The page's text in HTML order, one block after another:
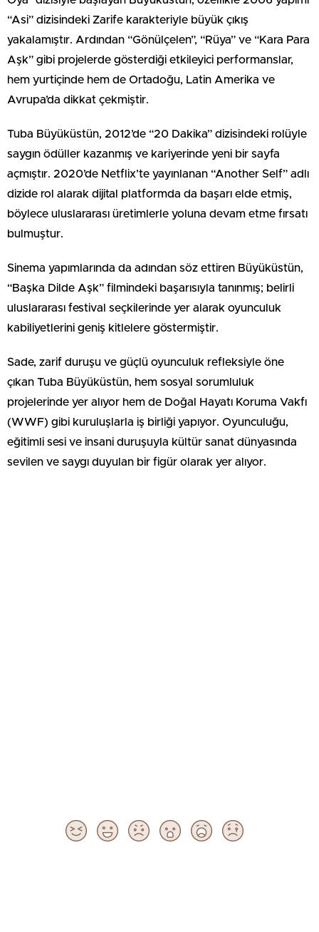
“Asi” dizisindeki Zarife karakteriyle büyük çıkış
yakalamıştır. Ardından “Gönülçelen”, “Rüya” ve “Kara Para
Aşk” gibi projelerde gösterdiği etkileyici performanslar,
hem yurtiçinde hem de Ortadoğu, Latin Amerika ve
Avrupa’da dikkat çekmiştir.
Tuba Büyüküstün, 2012’de “20 Dakika” dizisindeki rolüyle
saygın ödüller kazanmış ve kariyerinde yeni bir sayfa
açmıştır. 2020’de Netflix’te yayınlanan “Another Self” adlı
dizide rol alarak dijital platformda da başarı elde etmiş,
böylece uluslararası üretimlerle yoluna devam etme fırsatı
bulmuştur.
Sinema yapımlarında da adından söz ettiren Büyüküstün,
“Başka Dilde Aşk” filmindeki başarısıyla tanınmış; belirli
uluslararası festival seçkilerinde yer alarak oyunculuk
kabiliyetlerini geniş kitlelere göstermiştir.
Sade, zarif duruşu ve güçlü oyunculuk refleksiyle öne
çıkan Tuba Büyüküstün, hem sosyal sorumluluk
projelerinde yer alıyor hem de Doğal Hayatı Koruma Vakfı
(WWF) gibi kuruluşlarla iş birliği yapıyor. Oyunculuğu,
eğitimli sesi ve insani duruşuyla kültür sanat dünyasında
sevilen ve saygı duyulan bir figür olarak yer alıyor.